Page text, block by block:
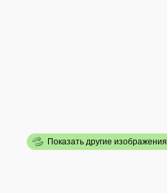
Показать другие изображения